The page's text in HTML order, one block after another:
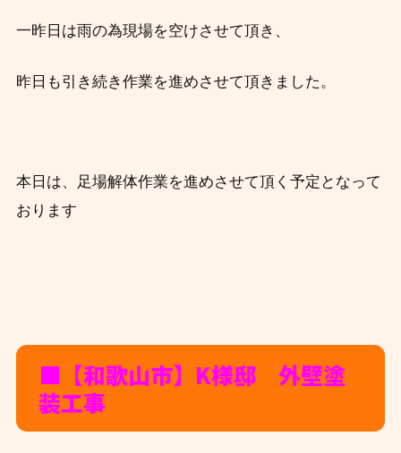
一昨日は雨の為現場を空けさせて頂き、
昨日も引き続き作業を進めさせて頂きました。
本日は、足場解体作業を進めさせて頂く予定となって
おります
■【和歌山市】K様邸 外壁塗
装工事